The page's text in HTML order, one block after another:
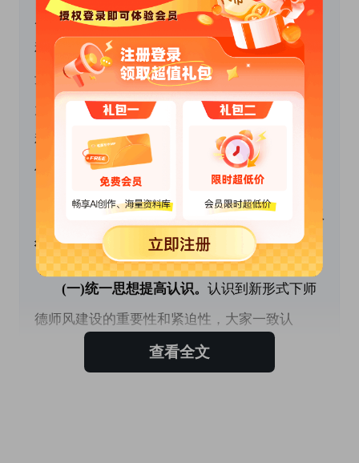
风建设活动，着力解决师德师风存在的突出问题
和薄弱环节。通过活动提升我校师德师风建设质
量和教师职业道德水平，增强了教师教书育人、
为人师表的自觉性。有效推进我校精神文明建设
和校园文化建设。现对教导处的师德师风建设工
作总结如下。
得的成绩
(一)统一思想提高认识。 认识到新形式下师
德师风建设的重要性和紧迫性，大家一致认
为“百年大计，教育为本;教育大计，教师为本;教
查看全文